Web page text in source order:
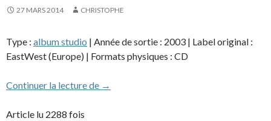
27 MARS 2014 CHRISTOPHE
Type : album studio | Année de sortie : 2003 | Label original :
EastWest (Europe) | Formats physiques : CD
Continuer la lecture de Geometry of love
→
Article lu 2288 fois